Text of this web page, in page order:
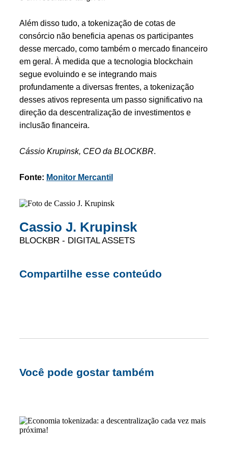
Além disso tudo, a tokenização de cotas de
consórcio não beneficia apenas os participantes
desse mercado, como também o mercado financeiro
em geral. À medida que a tecnologia blockchain
segue evoluindo e se integrando mais
profundamente a diversas frentes, a tokenização
desses ativos representa um passo significativo na
direção da descentralização de investimentos e
inclusão financeira.
Cássio Krupinsk, CEO da BLOCKBR.
Fonte: Monitor Mercantil
Cassio J. Krupinsk
BLOCKBR - DIGITAL ASSETS
Compartilhe esse conteúdo
Você pode gostar também